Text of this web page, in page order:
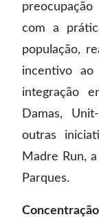
com a
população,
incentivo ao
integração
Damas,
outras
Madre Run,
Parques.
Concentração